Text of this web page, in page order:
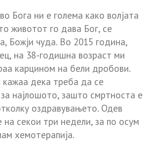
Бога ни е голема како волјата
животот го дава Бог, се
Божји чуда. Во 2015 година,
на 38-годишна возраст ми
карцином на бели дробови.
дека треба да се
најлошото, зашто смртноста е
оздравувањето. Одев
на секои три недели, за по осум
хемотерапија.